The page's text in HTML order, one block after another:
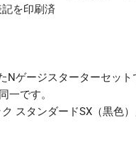
を印刷済
ゲージスターターセット
一です。
スタンダードSX（黒色